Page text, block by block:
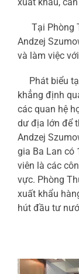
Tại Phòng
Andzej
và làm việc
Phát biểu
khẳng định
các quan hệ
dư địa lớn để
Andzej
gia Ba Lan có
viên là các
vực. Phòng
xuất khẩu
hút đầu tư